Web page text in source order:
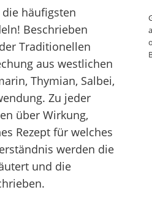
häufigsten
Beschrieben
Traditionellen
aus westlichen
Thymian, Salbei,
Zu jeder
über Wirkung,
Rezept für welches
werden die
und die